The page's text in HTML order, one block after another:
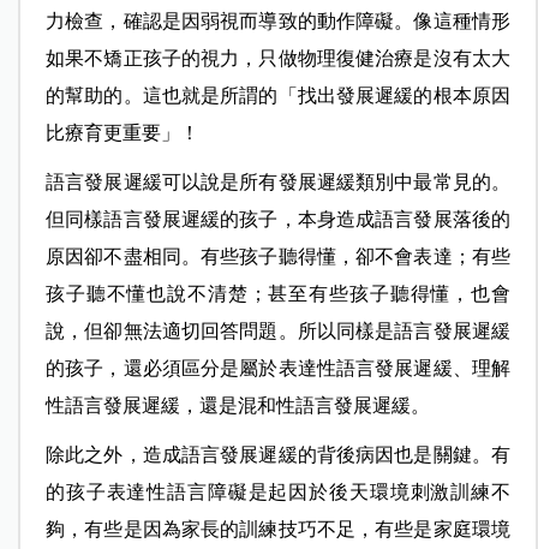
力檢查，確認是因弱視而導致的動作障礙。像這種情形
如果不矯正孩子的視力，只做物理復健治療是沒有太大
的幫助的。這也就是所謂的「找出發展遲緩的根本原因
比療育更重要」！
語言發展遲緩可以說是所有發展遲緩類別中最常見的。
但同樣語言發展遲緩的孩子，本身造成語言發展落後的
原因卻不盡相同。有些孩子聽得懂，卻不會表達；有些
孩子聽不懂也說不清楚；甚至有些孩子聽得懂，也會
說，但卻無法適切回答問題。所以同樣是語言發展遲緩
的孩子，還必須區分是屬於表達性語言發展遲緩、理解
性語言發展遲緩，還是混和性語言發展遲緩。
除此之外，造成語言發展遲緩的背後病因也是關鍵。有
的孩子表達性語言障礙是起因於後天環境刺激訓練不
夠，有些是因為家長的訓練技巧不足，有些是家庭環境